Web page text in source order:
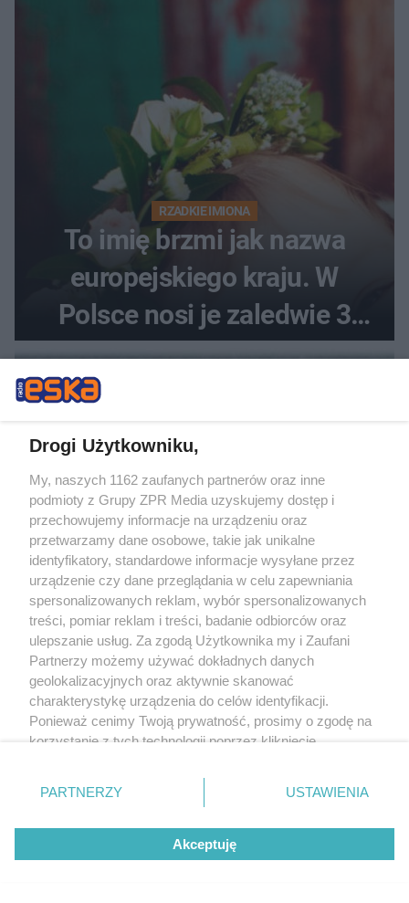
RZADKIE IMIONA
To imię brzmi jak nazwa
europejskiego kraju. W
Polsce nosi je zaledwie 3
kobiety
DOMOWE TRIKI
Zwilż kartkę i połóż na
parapecie. Żadna mucha nie
wleci do twojego domu
Drogi Użytkowniku,
My, naszych 1162 zaufanych partnerów oraz inne
podmioty z Grupy ZPR Media uzyskujemy dostęp i
przechowujemy informacje na urządzeniu oraz
przetwarzamy dane osobowe, takie jak unikalne
identyfikatory, standardowe informacje wysyłane przez
urządzenie czy dane przeglądania w celu zapewniania
spersonalizowanych reklam, wybór spersonalizowanych
treści, pomiar reklam i treści, badanie odbiorców oraz
ulepszanie usług. Za zgodą Użytkownika my i Zaufani
Partnerzy możemy używać dokładnych danych
geolokalizacyjnych oraz aktywnie skanować
charakterystykę urządzenia do celów identyfikacji.
Ponieważ cenimy Twoją prywatność, prosimy o zgodę na
korzystanie z tych technologii poprzez kliknięcie
zmienić/wycofać klikając przycisk ustawień prywatności
znajdujący się w lewym dolnym rogu strony
rodzaje przetwarzania danych nie wymagają zgody
użytkownika, ale masz prawo sprzeciwić się takiemu
przetwarzaniu. Preferencje będą miały zastosowanie tylko
PARTNERZY USTAWIENIA
Akceptuję